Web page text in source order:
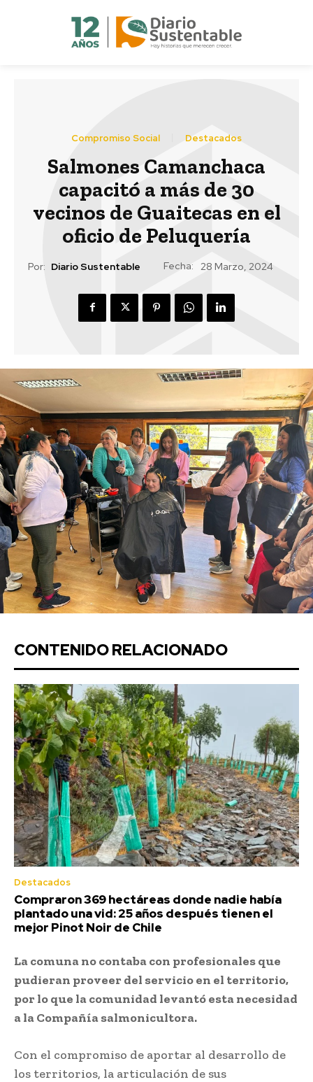
Compromiso Social Destacados
Salmones Camanchaca
capacitó a más de 30
vecinos de Guaitecas en el
oficio de Peluquería
Por: Diario Sustentable Fecha: 28 Marzo, 2024
CONTENIDO RELACIONADO
Destacados
Compraron 369 hectáreas donde nadie había
plantado una vid: 25 años después tienen el
mejor Pinot Noir de Chile
La comuna no contaba con profesionales que
pudieran proveer del servicio en el territorio,
por lo que la comunidad levantó esta necesidad
a la Compañía salmonicultora.
Con el compromiso de aportar al desarrollo de
los territorios, la articulación de sus